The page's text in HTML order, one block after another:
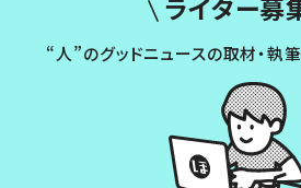
ライター募
“人”のグッドニュースの取材・執